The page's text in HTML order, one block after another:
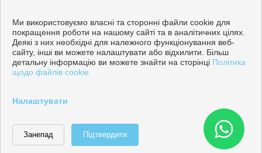
Зв'язатися Список офісів
Properties for sale in Orihuela
Розроблено Inmoenter
Ми використовуємо власні та сторонні файли cookie для
покращення роботи на нашому сайті та в аналітичних цілях.
Деякі з них необхідні для належного функціонування веб-
сайту, інші ви можете налаштувати або відхилити. Більш
детальну інформацію ви можете знайти на сторінці Політика
щодо файлів cookie
Налаштувати